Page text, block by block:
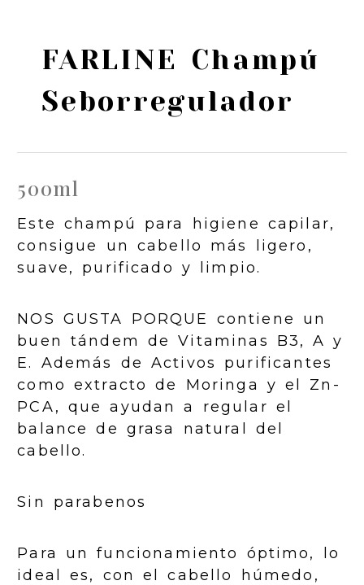
FARLINE Champú
Seborregulador
500ml
Este champú para higiene capilar,
consigue un cabello más ligero,
suave, purificado y limpio.
NOS GUSTA PORQUE contiene un
buen tándem de Vitaminas B3, A y
E. Además de Activos purificantes
como extracto de Moringa y el Zn-
PCA, que ayudan a regular el
balance de grasa natural del
cabello.
Sin parabenos
Para un funcionamiento óptimo, lo
ideal es, con el cabello húmedo,